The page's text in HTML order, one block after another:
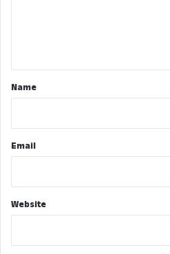
*Name
Email
Website